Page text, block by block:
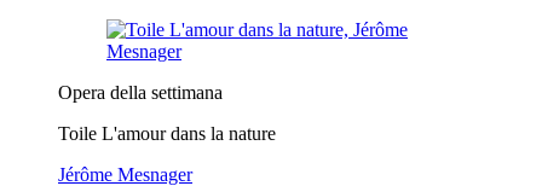
Opera della settimana
Toile L'amour dans la nature
Jérôme Mesnager